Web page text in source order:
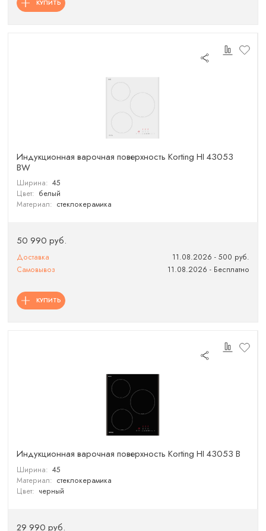
КУПИТЬ
Индукционная варочная поверхность Korting HI 43053
BW
Ширина: 45
Цвет: белый
Материал: стеклокерамика
50 990 руб.
Доставка
11.08.2026 - 500 руб.
Самовывоз
11.08.2026 - Бесплатно
КУПИТЬ
Индукционная варочная поверхность Korting HI 43053 B
Ширина: 45
Материал: стеклокерамика
Цвет: черный
29 990 руб.